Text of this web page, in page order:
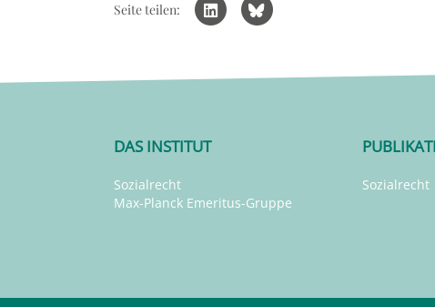
Seite teilen:
DAS INSTITUT
Sozialrecht
Max-Planck Emeritus-Gruppe
Sozialrecht